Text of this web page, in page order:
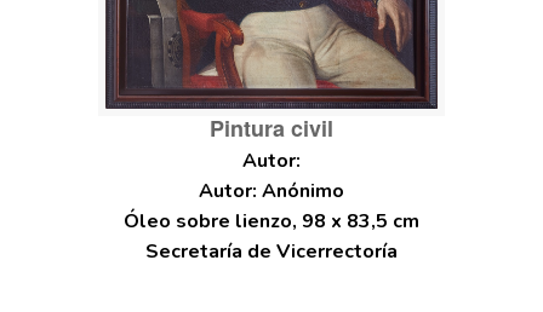
Pintura civil
Autor: Anónimo
Óleo sobre lienzo, 98 x 83,5 cm
Secretaría de Vicerrectoría